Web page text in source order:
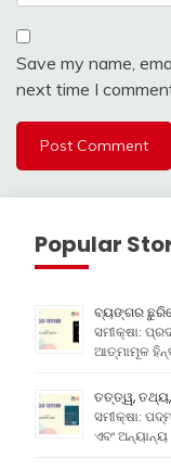
Save my name,
next time I
Popular
ବ୍ୟଙ୍ଗର
ସମୀକ୍ଷା:
ଆତ୍ମାମୂଳ
ତତ୍ତ୍ୱ, ତଥ୍ୟ,
ସମୀକ୍ଷା:
ଏବଂ